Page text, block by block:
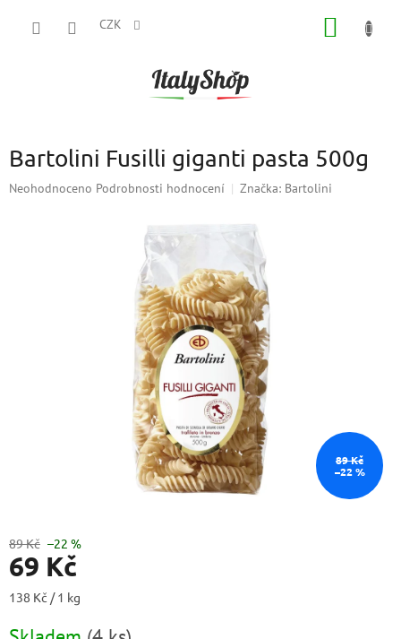
CZK
Bartolini Fusilli giganti pasta 500g
Průměrné
Neohodnoceno Podrobnosti hodnocení Značka: Bartolini
89 Kč
–22 %
89 Kč –22 %
69 Kč
Měrná
138 Kč / 1 kg